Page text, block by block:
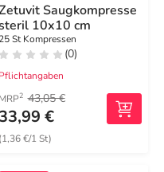
Saugkompresse
10x10 cm
25 St Kompressen
(0)
Pflichtangaben
MRP2 43,05 €
33,99 €
(1,36 €/1 St)